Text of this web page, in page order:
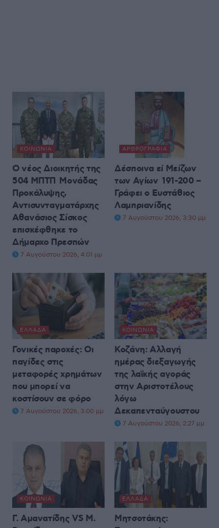
ΚΟΙΝΩΝΊΑ
Ο νέος Διοικητής της
504 ΜΠΤΠ Μονάδας
Προκάλυψης,
Αντισυνταγματάρχης
Αθανάσιος Σίσκος
επισκέφθηκε το
Δήμαρχο Πρεσπών
7 Αυγούστου 2026, 4:01 μμ
ΑΡΘΡΟΓΡΑΦΊΑ
Δέσποινα εί Μείζων
των Αγίων 191-200 –
Γράφει ο Ευστάθιος
Λαμπριανίδης
7 Αυγούστου 2026, 3:30 μμ
ΕΛΛΆΔΑ
Γονικές παροχές: Οι
παγίδες στις
μεταφορές χρημάτων
που μπορεί να
κοστίσουν σε φόρο
7 Αυγούστου 2026, 3:00 μμ
ΚΟΙΝΩΝΊΑ
Κοζάνη: Αλλαγή
ημέρας διεξαγωγής
της λαϊκής αγοράς
στην Αριστοτέλους
λόγω
Δεκαπενταύγουστου
7 Αυγούστου 2026, 2:27 μμ
ΚΟΙΝΩΝΊΑ
Γ. Αμανατίδης VS Μ.
ΕΛΛΆΔΑ
Μητσοτάκης: